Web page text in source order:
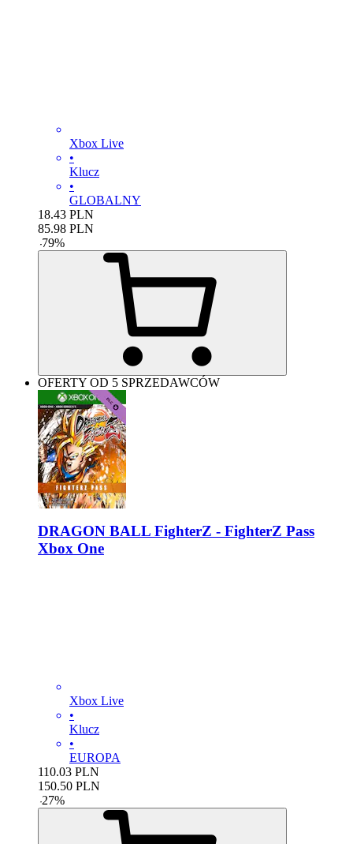
Xbox Live
•
Klucz
•
GLOBALNY
18.43 PLN
85.98 PLN
-79%
OFERTY OD 5 SPRZEDAWCÓW
DRAGON BALL FighterZ - FighterZ Pass
Xbox One
Xbox Live
•
Klucz
•
EUROPA
110.03 PLN
150.50 PLN
-27%